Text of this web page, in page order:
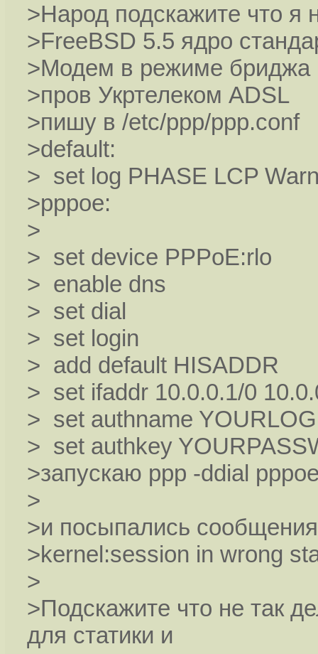
>Народ подскажите что я
>FreeBSD 5.5 ядро
>Модем в режиме бриджа
>пров Укртелеком ADSL
>пишу в /etc/ppp/ppp.conf
>default:
> set log PHASE LCP
>pppoe:
>
> set device PPPoE:rlo
> enable dns
> set dial
> set login
> add default HISADDR
> set ifaddr 10.0.0.1/0
> set authname
> set authkey
>запускаю ppp -ddial
>
>и посыпались сообщения
>kernel:session in wrong
>
>Подскажите что не так
для статики и